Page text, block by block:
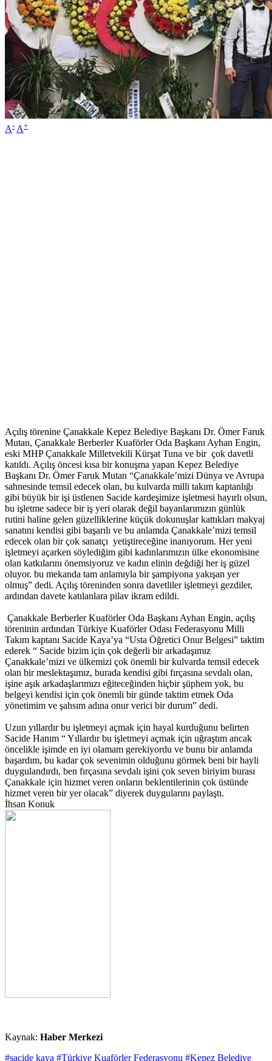
A- A+
Açılış törenine Çanakkale Kepez Belediye Başkanı Dr. Ömer Faruk
Mutan, Çanakkale Berberler Kuaförler Oda Başkanı Ayhan Engin,
eski MHP Çanakkale Milletvekili Kürşat Tuna ve bir çok davetli
katıldı. Açılış öncesi kısa bir konuşma yapan Kepez Belediye
Başkanı Dr. Ömer Faruk Mutan “Çanakkale’mizi Dünya ve Avrupa
sahnesinde temsil edecek olan, bu kulvarda milli takım kaptanlığı
gibi büyük bir işi üstlenen Sacide kardeşimize işletmesi hayırlı olsun,
bu işletme sadece bir iş yeri olarak değil bayanlarımızın günlük
rutini haline gelen güzelliklerine küçük dokunuşlar kattıkları makyaj
sanatını kendisi gibi başarılı ve bu anlamda Çanakkale’mizi temsil
edecek olan bir çok sanatçı yetiştireceğine inanıyorum. Her yeni
işletmeyi açarken söylediğim gibi kadınlarımızın ülke ekonomisine
olan katkılarını önemsiyoruz ve kadın elinin değdiği her iş güzel
oluyor. bu mekanda tam anlamıyla bir şampiyona yakışan yer
olmuş” dedi. Açılış töreninden sonra davetliler işletmeyi gezdiler,
ardından davete katılanlara pilav ikram edildi.
Çanakkale Berberler Kuaförler Oda Başkanı Ayhan Engin, açılış
töreninin ardından Türkiye Kuaförler Odası Federasyonu Milli
Takım kaptanı Sacide Kaya’ya “Usta Öğretici Onur Belgesi” taktim
ederek “ Sacide bizim için çok değerli bir arkadaşımız
Çanakkale’mizi ve ülkemizi çok önemli bir kulvarda temsil edecek
olan bir meslektaşımız, burada kendisi gibi fırçasına sevdalı olan,
işine aşık arkadaşlarımızı eğiteceğinden hiçbir şüphem yok, bu
belgeyi kendisi için çok önemli bir günde taktim etmek Oda
yönetimim ve şahsım adına onur verici bir durum” dedi.
Uzun yıllardır bu işletmeyi açmak için hayal kurduğunu belirten
Sacide Hanım “ Yıllardır bu işletmeyi açmak için uğraştım ancak
öncelikle işimde en iyi olamam gerekiyordu ve bunu bir anlamda
başardım, bu kadar çok sevenimin olduğunu görmek beni bir hayli
duygulandırdı, ben fırçasına sevdalı işini çok seven biriyim burası
Çanakkale için hizmet veren onların beklentilerinin çok üstünde
hizmet veren bir yer olacak” diyerek duygularını paylaştı.
İhsan Konuk
Kaynak: Haber Merkezi
#sacide kaya #Türkiye Kuaförler Federasyonu #Kepez Belediye